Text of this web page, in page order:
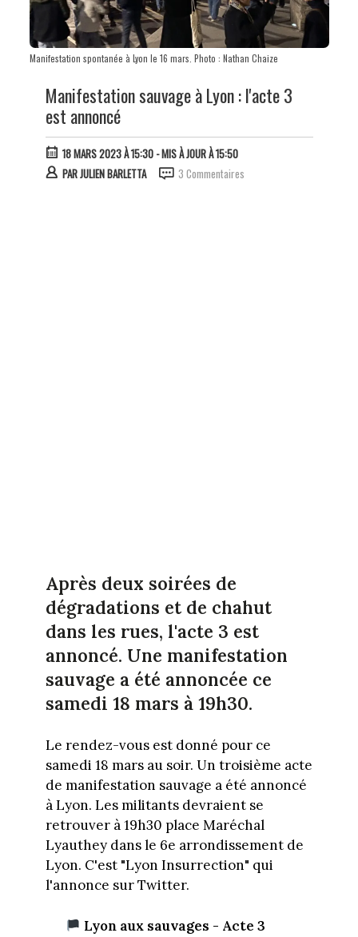
Manifestation spontanée à Lyon le 16 mars. Photo : Nathan Chaize
Manifestation sauvage à Lyon : l'acte 3
est annoncé
18 MARS 2023 À 15:30- MIS À JOUR À 15:50
PARJULIEN BARLETTA 3 Commentaires
Après deux soirées de
dégradations et de chahut
dans les rues, l'acte 3 est
annoncé. Une manifestation
sauvage a été annoncée ce
samedi 18 mars à 19h30.
Le rendez-vous est donné pour ce
samedi 18 mars au soir. Un troisième acte
de manifestation sauvage a été annoncé
à Lyon. Les militants devraient se
retrouver à 19h30 place Maréchal
Lyauthey dans le 6e arrondissement de
Lyon. C'est "Lyon Insurrection" qui
l'annonce sur Twitter.
Lyon aux sauvages - Acte 3